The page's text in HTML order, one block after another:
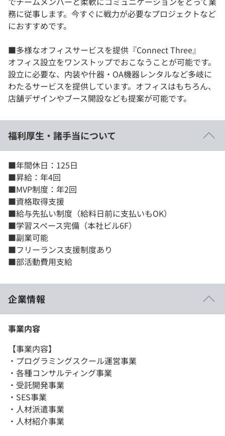
務に従事します。今すぐに戦力が必要なプロジェクトなど
におすすめです。
■多様なオフィスサービスを提供『Connect Three』
オフィス設立をワンストップでおこなうことが可能です。
設立に必要な、内装や什器・OA機器レンタルなど多岐に
わたるサービスを提供しています。オフィスはもちろん、
店舗デザインやブース開設なども提案が可能です。
福利厚生・諸手当について
■年間休日：125日
■昇給：年4回
■MVP制度：年2回
■資格取得支援
■給与先払い制度（給料日前に支払いもOK）
■学習スペース完備（本社ビル6F）
■副業可能
■フリーランス支援制度あり
■部活動費用支給
企業情報
事業内容
【事業内容】
・プログラミングスクール運営事業
・各種コンサルティング事業
・受託開発事業
・SES事業
・人材派遣事業
・人材紹介事業